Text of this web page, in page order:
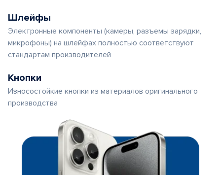
Шлейфы
Электронные компоненты (камеры, разъемы зарядки,
микрофоны) на шлейфах полностью соответствуют
стандартам производителей
Кнопки
Износостойкие кнопки из материалов оригинального
производства